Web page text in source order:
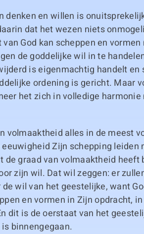
denken en willen is
dat het wezen niets
God kan scheppen en vormen
de goddelijke wil in te
is eigenmachtig handelt en
ordening is gericht. Maar
het zich in volledige
volmaaktheid alles in de meest
Zijn schepping leiden
de graad van volmaaktheid heeft
zijn wil. Dat wil zeggen: er
wil van het geestelijke, want
en vormen in Zijn opdracht,
dit is de oerstaat van het
binnengegaan.